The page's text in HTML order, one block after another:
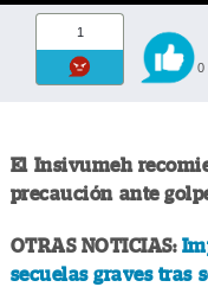
1
0
El Insivumeh
precaución ante
OTRAS NOTICIAS:
secuelas graves tras